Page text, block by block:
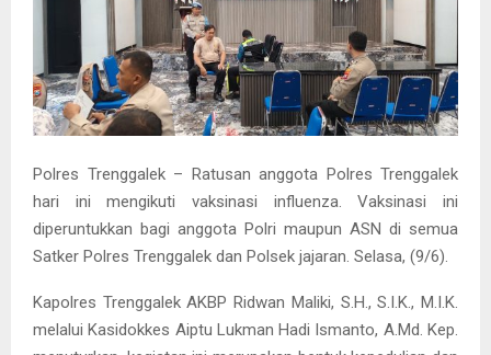
Polres Trenggalek – Ratusan anggota Polres Trenggalek
hari ini mengikuti vaksinasi influenza. Vaksinasi ini
diperuntukkan bagi anggota Polri maupun ASN di semua
Satker Polres Trenggalek dan Polsek jajaran. Selasa, (9/6).
Kapolres Trenggalek AKBP Ridwan Maliki, S.H., S.I.K., M.I.K.
melalui Kasidokkes Aiptu Lukman Hadi Ismanto, A.Md. Kep.